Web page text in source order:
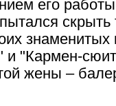
его
скрыть
знаменитых
и "Кармен-
жены –